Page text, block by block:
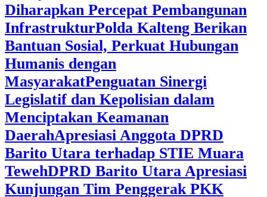
Diharapkan Percepat Pembangunan
InfrastrukturPolda Kalteng Berikan
Bantuan Sosial, Perkuat Hubungan
Humanis dengan
MasyarakatPenguatan Sinergi
Legislatif dan Kepolisian dalam
Menciptakan Keamanan
DaerahApresiasi Anggota DPRD
Barito Utara terhadap STIE Muara
TewehDPRD Barito Utara Apresiasi
Kunjungan Tim Penggerak PKK